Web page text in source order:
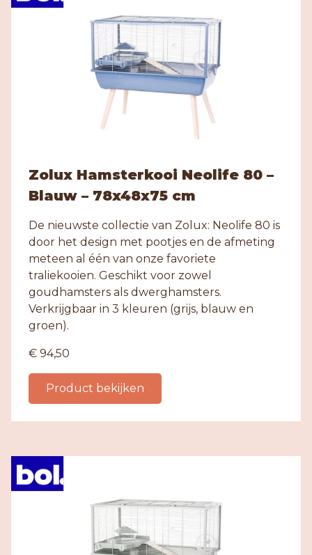
Zolux Hamsterkooi Neolife 80 –
Blauw – 78x48x75 cm
De nieuwste collectie van Zolux: Neolife 80 is
door het design met pootjes en de afmeting
meteen al één van onze favoriete
traliekooien. Geschikt voor zowel
goudhamsters als dwerghamsters.
Verkrijgbaar in 3 kleuren (grijs, blauw en
groen).
€ 94,50
Product bekijken